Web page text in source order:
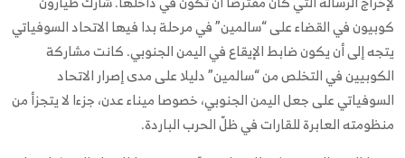
كوبيون في القضاء على “سالمين” في مرحلة بدا فيها الاتحاد السوفياتي
يتجه إلى أن يكون ضابط الإيقاع في اليمن الجنوبي. كانت مشاركة
الكوبيين في التخلص من “سالمين” دليلا على مدى إصرار الاتحاد
السوفياتي على جعل اليمن الجنوبي، خصوصا ميناء عدن، جزءا لا يتجزأ من
منظومته العابرة للقارات في ظلّ الحرب الباردة.